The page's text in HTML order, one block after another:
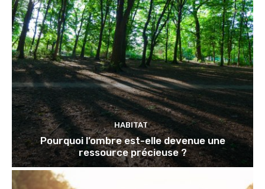
HABITAT
Pourquoi l’ombre est-elle devenue une
ressource précieuse ?